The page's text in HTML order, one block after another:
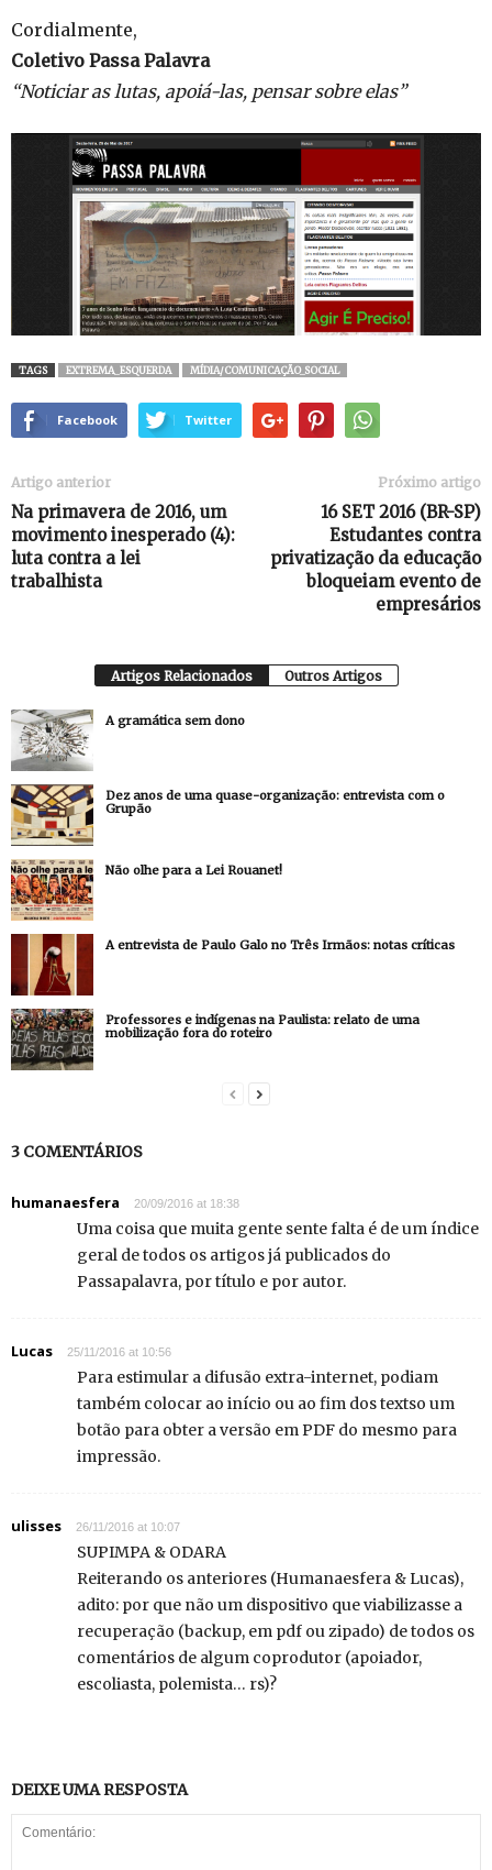
Cordialmente,
Coletivo Passa Palavra
“Noticiar as lutas, apoiá-las, pensar sobre elas”
TAGS EXTREMA_ESQUERDA MÍDIA/COMUNICAÇÃO_SOCIAL
Facebook Twitter
Artigo anterior
Na primavera de 2016, um
movimento inesperado (4):
luta contra a lei
trabalhista
Próximo artigo
16 SET 2016 (BR-SP)
Estudantes contra
privatização da educação
bloqueiam evento de
empresários
Artigos Relacionados Outros Artigos
A gramática sem dono
Dez anos de uma quase-organização: entrevista com o
Grupão
Não olhe para a Lei Rouanet!
A entrevista de Paulo Galo no Três Irmãos: notas críticas
Professores e indígenas na Paulista: relato de uma
mobilização fora do roteiro
3 COMENTÁRIOS
humanaesfera 20/09/2016 at 18:38
Uma coisa que muita gente sente falta é de um índice
geral de todos os artigos já publicados do
Passapalavra, por título e por autor.
Lucas 25/11/2016 at 10:56
Para estimular a difusão extra-internet, podiam
também colocar ao início ou ao fim dos textso um
botão para obter a versão em PDF do mesmo para
impressão.
ulisses 26/11/2016 at 10:07
SUPIMPA & ODARA
Reiterando os anteriores (Humanaesfera & Lucas),
adito: por que não um dispositivo que viabilizasse a
recuperação (backup, em pdf ou zipado) de todos os
comentários de algum coprodutor (apoiador,
escoliasta, polemista… rs)?
DEIXE UMA RESPOSTA